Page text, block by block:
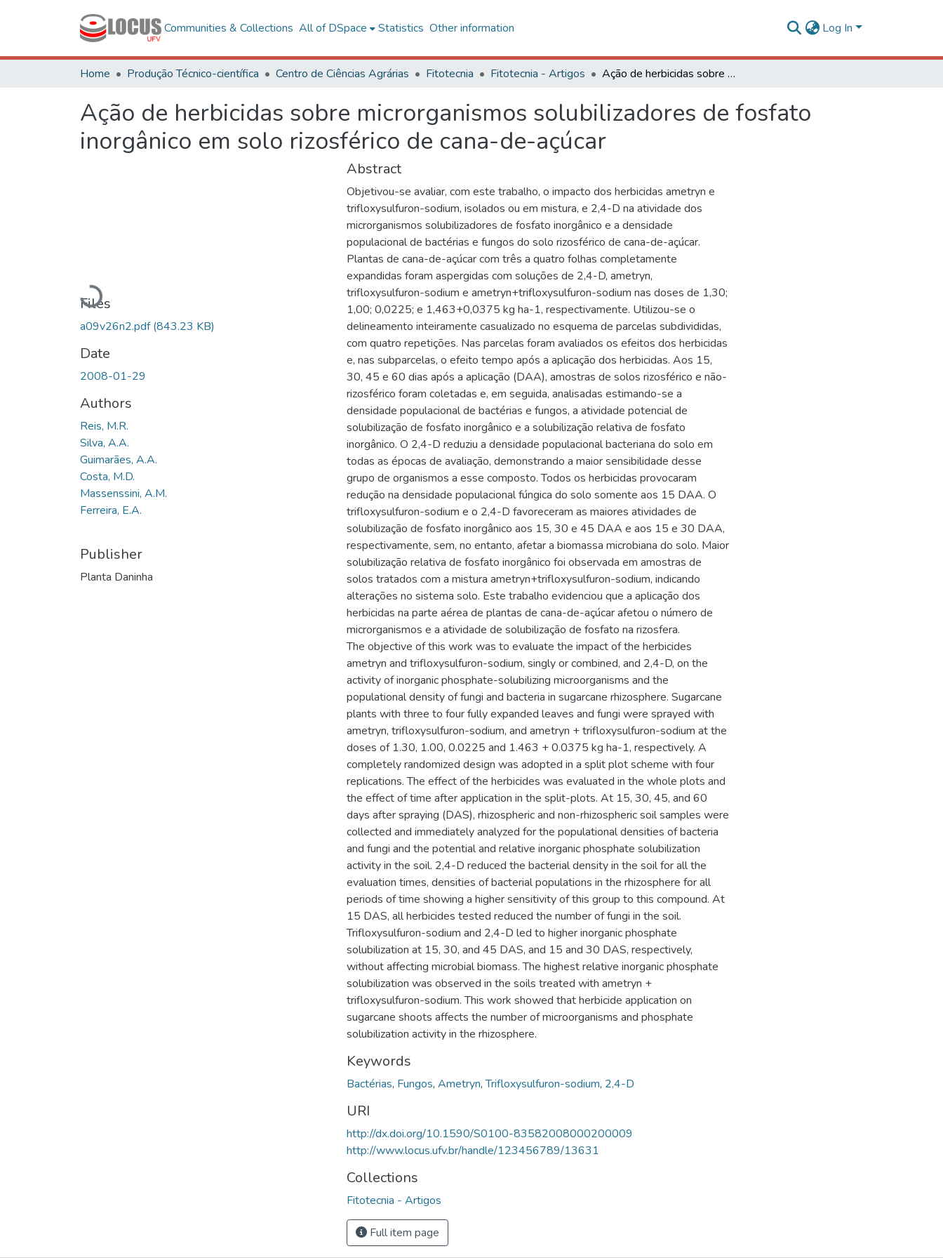
Communities & Collections All of DSpace Statistics Other information Log In
Home Produção Técnico-científica Centro de Ciências Agrárias Fitotecnia Fitotecnia - Artigos Ação de herbicidas sobre microrganismos solubilizadores de fosfato inorgânico em solo rizosférico de cana-de-açúcar
Ação de herbicidas sobre microrganismos solubilizadores de fosfato
inorgânico em solo rizosférico de cana-de-açúcar
Loading...
Files
a09v26n2.pdf(843.23 KB)
Date
2008-01-29
Authors
Reis, M.R.
Silva, A.A.
Guimarães, A.A.
Costa, M.D.
Massenssini, A.M.
Ferreira, E.A.
Publisher
Planta Daninha
Abstract
Objetivou-se avaliar, com este trabalho, o impacto dos herbicidas ametryn e
trifloxysulfuron-sodium, isolados ou em mistura, e 2,4-D na atividade dos
microrganismos solubilizadores de fosfato inorgânico e a densidade
populacional de bactérias e fungos do solo rizosférico de cana-de-açúcar.
Plantas de cana-de-açúcar com três a quatro folhas completamente
expandidas foram aspergidas com soluções de 2,4-D, ametryn,
trifloxysulfuron-sodium e ametryn+trifloxysulfuron-sodium nas doses de 1,30;
1,00; 0,0225; e 1,463+0,0375 kg ha-1, respectivamente. Utilizou-se o
delineamento inteiramente casualizado no esquema de parcelas subdivididas,
com quatro repetições. Nas parcelas foram avaliados os efeitos dos herbicidas
e, nas subparcelas, o efeito tempo após a aplicação dos herbicidas. Aos 15,
30, 45 e 60 dias após a aplicação (DAA), amostras de solos rizosférico e não-
rizosférico foram coletadas e, em seguida, analisadas estimando-se a
densidade populacional de bactérias e fungos, a atividade potencial de
solubilização de fosfato inorgânico e a solubilização relativa de fosfato
inorgânico. O 2,4-D reduziu a densidade populacional bacteriana do solo em
todas as épocas de avaliação, demonstrando a maior sensibilidade desse
grupo de organismos a esse composto. Todos os herbicidas provocaram
redução na densidade populacional fúngica do solo somente aos 15 DAA. O
trifloxysulfuron-sodium e o 2,4-D favoreceram as maiores atividades de
solubilização de fosfato inorgânico aos 15, 30 e 45 DAA e aos 15 e 30 DAA,
respectivamente, sem, no entanto, afetar a biomassa microbiana do solo. Maior
solubilização relativa de fosfato inorgânico foi observada em amostras de
solos tratados com a mistura ametryn+trifloxysulfuron-sodium, indicando
alterações no sistema solo. Este trabalho evidenciou que a aplicação dos
herbicidas na parte aérea de plantas de cana-de-açúcar afetou o número de
microrganismos e a atividade de solubilização de fosfato na rizosfera.
The objective of this work was to evaluate the impact of the herbicides
ametryn and trifloxysulfuron-sodium, singly or combined, and 2,4-D, on the
activity of inorganic phosphate-solubilizing microorganisms and the
populational density of fungi and bacteria in sugarcane rhizosphere. Sugarcane
plants with three to four fully expanded leaves and fungi were sprayed with
ametryn, trifloxysulfuron-sodium, and ametryn + trifloxysulfuron-sodium at the
doses of 1.30, 1.00, 0.0225 and 1.463 + 0.0375 kg ha-1, respectively. A
completely randomized design was adopted in a split plot scheme with four
replications. The effect of the herbicides was evaluated in the whole plots and
the effect of time after application in the split-plots. At 15, 30, 45, and 60
days after spraying (DAS), rhizospheric and non-rhizospheric soil samples were
collected and immediately analyzed for the populational densities of bacteria
and fungi and the potential and relative inorganic phosphate solubilization
activity in the soil. 2,4-D reduced the bacterial density in the soil for all the
evaluation times, densities of bacterial populations in the rhizosphere for all
periods of time showing a higher sensitivity of this group to this compound. At
15 DAS, all herbicides tested reduced the number of fungi in the soil.
Trifloxysulfuron-sodium and 2,4-D led to higher inorganic phosphate
solubilization at 15, 30, and 45 DAS, and 15 and 30 DAS, respectively,
without affecting microbial biomass. The highest relative inorganic phosphate
solubilization was observed in the soils treated with ametryn +
trifloxysulfuron-sodium. This work showed that herbicide application on
sugarcane shoots affects the number of microorganisms and phosphate
solubilization activity in the rhizosphere.
Keywords
Bactérias, Fungos, Ametryn,Trifloxysulfuron-sodium, 2,4-D
URI
http://dx.doi.org/10.1590/S0100-83582008000200009
http://www.locus.ufv.br/handle/123456789/13631
Collections
Fitotecnia - Artigos
Full item page